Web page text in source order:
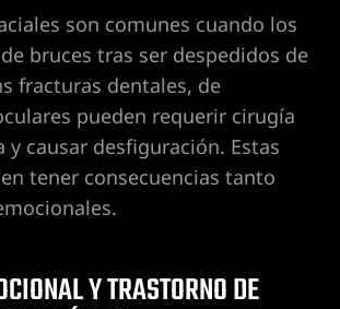
son comunes cuando los
bruces tras ser despedidos de
fracturas dentales, de
pueden requerir cirugía
y causar desfiguración. Estas
tener consecuencias tanto
Y TRASTORNO DE